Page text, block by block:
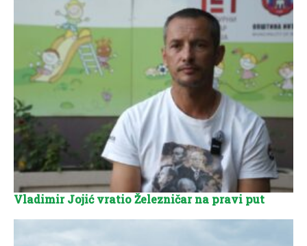
Vladimir Jojić vratio Železničar na pravi put